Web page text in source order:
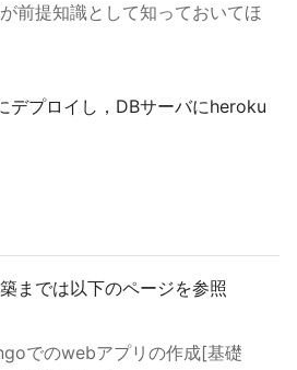
前提知識として知っておいてほ
デプロイし，DBサーバにheroku
までは以下のページを参照
でのwebアプリの作成[基礎